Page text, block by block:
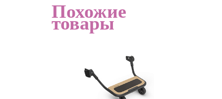
Похожие
товары